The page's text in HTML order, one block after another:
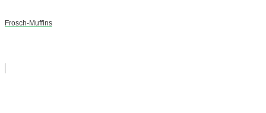
Frosch-Muffins